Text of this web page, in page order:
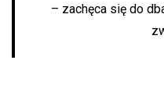
– zachęca się do